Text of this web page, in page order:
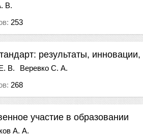
В.
253
результаты, инновации,
В.
Веревко С. А.
268
участие в образовании
А. А.